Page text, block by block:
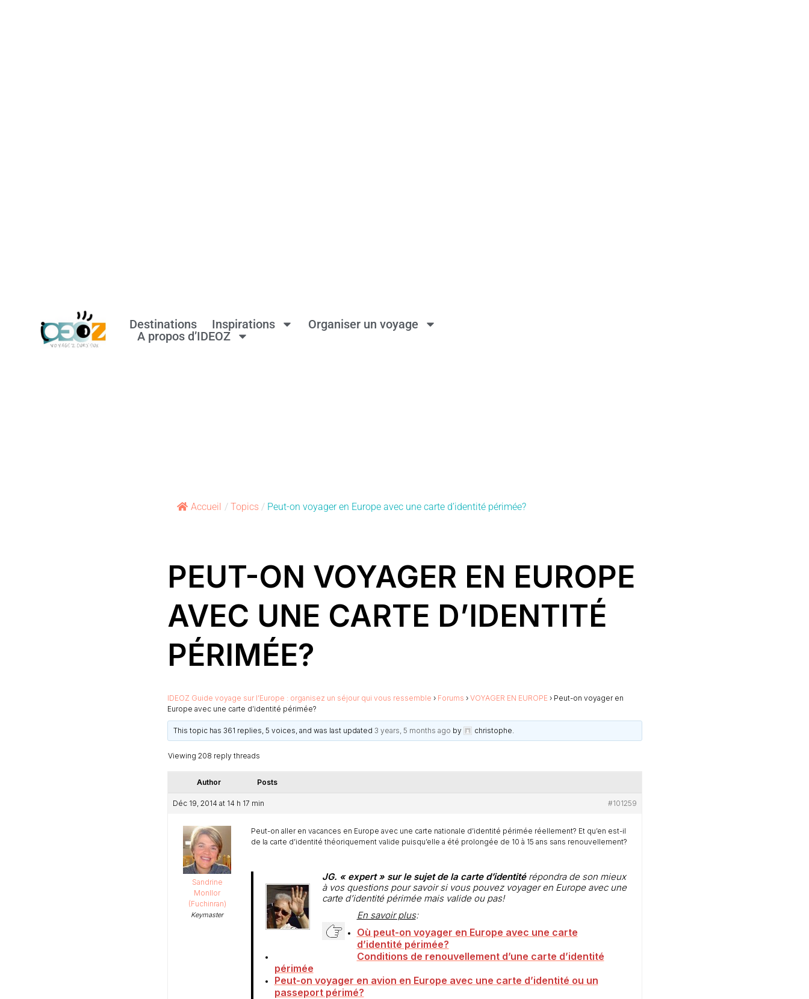
Destinations Inspirations
Organiser un voyage
A propos d’IDEOZ
Accueil / Topics / Peut-on voyager en Europe avec une carte d’identité périmée?
PEUT-ON VOYAGER EN EUROPE
AVEC UNE CARTE D’IDENTITÉ
PÉRIMÉE?
IDEOZ Guide voyage sur l’Europe : organisez un séjour qui vous ressemble › Forums › VOYAGER EN EUROPE › Peut-on voyager en
Europe avec une carte d’identité périmée?
This topic has 361 replies, 5 voices, and was last updated 3 years, 5 months ago by christophe
Viewing 208 reply threads
Author Posts
Déc 19, 2014 at 14 h 17 min #101259
Sandrine
Monllor
(Fuchinran)
Keymaster
Peut-on aller en vacances en Europe avec une carte nationale d’identité périmée réellement? Et qu’en est-il
de la carte d’identité théoriquement valide puisqu’elle a été prolongée de 10 à 15 ans sans renouvellement?
JG. « expert » sur le sujet de la carte d’identitérépondra de son mieux
à vos questions pour savoir si vous pouvez voyager en Europe avec une
carte d’identité périmée mais valide ou pas!
En savoir plus:
Où peut-on voyager en Europe avec une carte
d’identité périmée?
Conditions de renouvellement d’une carte d’identité
périmée
Peut-on voyager en avion en Europe avec une carte d’identité ou un
passeport périmé?